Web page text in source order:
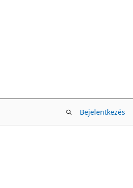
Bejelentkezés